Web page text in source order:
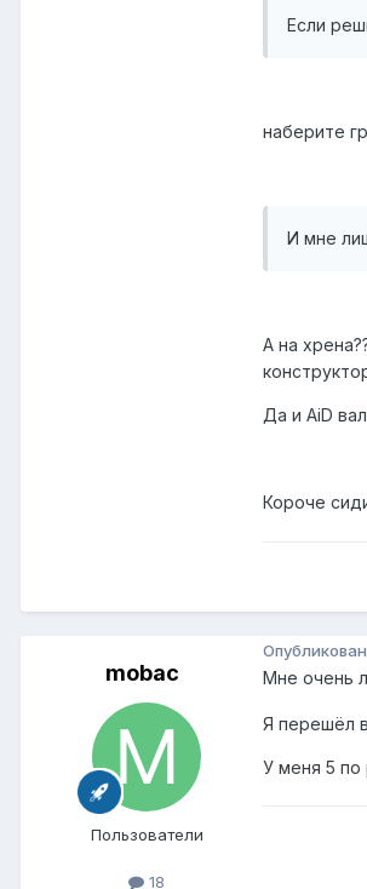
Если
наберите
И мне
А на
Да и AiD
Короче
mobac
Пользователи
18
Мне очень
Я перешёл
У меня 5 по